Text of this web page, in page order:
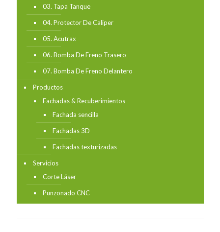
03. Tapa Tanque
04. Protector De Caliper
05. Acutrax
06. Bomba De Freno Trasero
07. Bomba De Freno Delantero
Productos
Fachadas & Recuberimientos
Fachada sencilla
Fachadas 3D
Fachadas texturizadas
Servicios
Corte Láser
Punzonado CNC